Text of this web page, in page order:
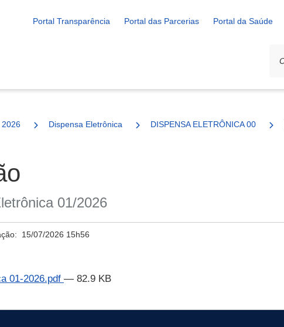
Portal Transparência Portal das Parcerias Portal da Saúde
2026 Dispensa Eletrônica DISPENSA ELETRÔNICA 001/2026
01/2026
15/07/2026 15h56
01-2026.pdf — 82.9 KB